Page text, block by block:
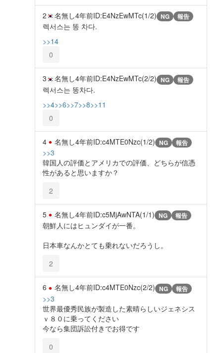
2 名無し4年前ID:E4NzEwMTc(1/2) NG 報告
렉서스는 똥 차다.
>>14
0
3 名無し4年前ID:E4NzEwMTc(2/2) NG 報告
렉서스는 똥차다.
>>4>>6>>7>>8>>11
0
4 名無し4年前ID:c4MTE0Nzc(1/2) NG 報告
>>3
韓国人の評価とアメリカでの評価、どちらが信憑
性があると思いますか？
2
5 名無し4年前ID:c5MjAwNTA(1/1) NG 報告
朝鮮人にはヒュンダイが一番。
日本車なんかとても乗れないだろうし。
2
6 名無し4年前ID:c4MTE0Nzc(2/2) NG 報告
>>3
世界最優秀民族が製造した素晴らしいジェネシス
ｖ８０に乗ってください
今なら集団訴訟付きでお得です
0